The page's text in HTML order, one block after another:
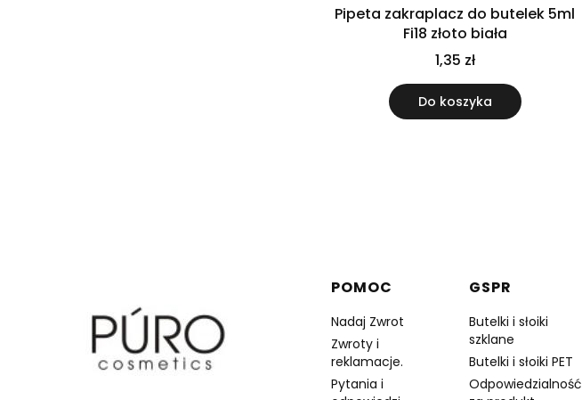
Pipeta zakraplacz do butelek 5ml
Fi18 złoto biała
1,35 zł
Do koszyka
Linki w stopce
POMOC
Nadaj Zwrot
Zwroty i
reklamacje.
Pytania i
GSPR
Butelki i słoiki
szklane
Butelki i słoiki PET
Odpowiedzialność